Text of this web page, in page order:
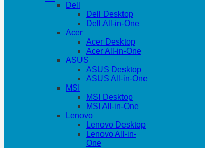
Dell
Dell Desktop
Dell All-in-One
Acer
Acer Desktop
Acer All-in-One
ASUS
ASUS Desktop
ASUS All-in-One
MSI
MSI Desktop
MSI All-in-One
Lenovo
Lenovo Desktop
Lenovo All-in-
One